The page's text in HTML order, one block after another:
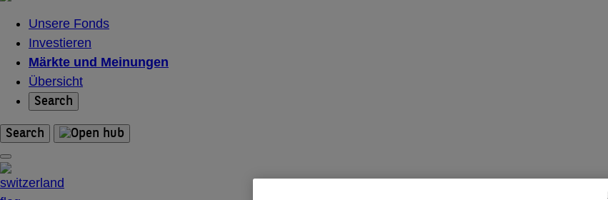
Unsere Fonds
Investieren
Märkte und Meinungen
Übersicht
Search
Search